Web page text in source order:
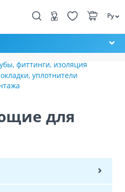
Ру
фиттинги, изоляция
уплотнители
для